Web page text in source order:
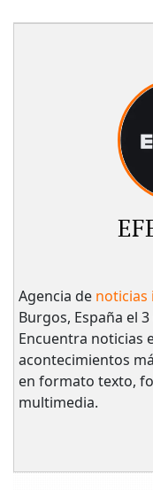
Agencia de noticias
Burgos, España el
Encuentra noticias
acontecimientos
en formato texto,
multimedia.